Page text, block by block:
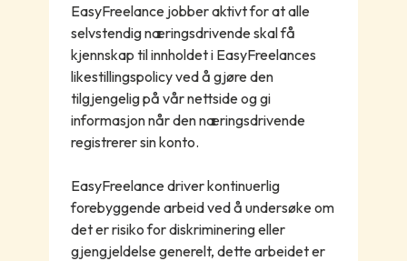
EasyFreelance jobber aktivt for at alle
selvstendig næringsdrivende skal få
kjennskap til innholdet i EasyFreelances
likestillingspolicy ved å gjøre den
tilgjengelig på vår nettside og gi
informasjon når den næringsdrivende
registrerer sin konto.
EasyFreelance driver kontinuerlig
forebyggende arbeid ved å undersøke om
det er risiko for diskriminering eller
gjengjeldelse generelt, dette arbeidet er